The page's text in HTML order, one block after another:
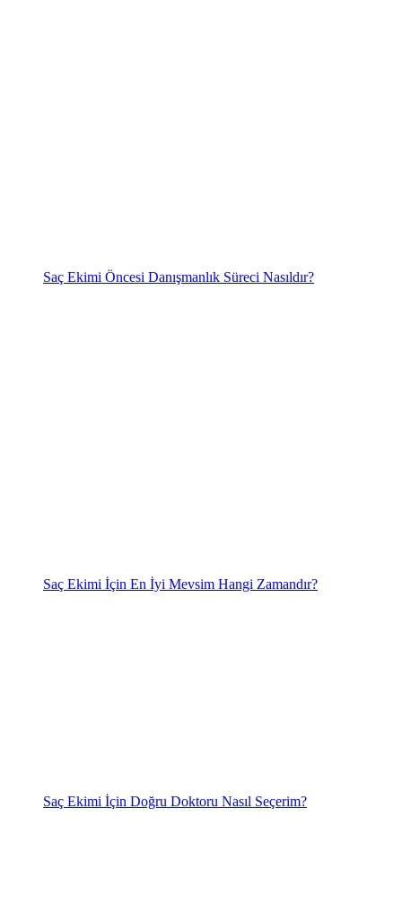
Saç Ekimi Öncesi Danışmanlık Süreci Nasıldır?
Saç Ekimi İçin En İyi Mevsim Hangi Zamandır?
Saç Ekimi İçin Doğru Doktoru Nasıl Seçerim?